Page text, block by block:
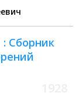
Сборник